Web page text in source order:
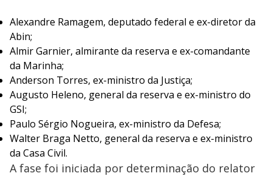
Alexandre Ramagem, deputado federal e ex-diretor da
Abin;
Almir Garnier, almirante da reserva e ex-comandante
da Marinha;
Anderson Torres, ex-ministro da Justiça;
Augusto Heleno, general da reserva e ex-ministro do
GSI;
Paulo Sérgio Nogueira, ex-ministro da Defesa;
Walter Braga Netto, general da reserva e ex-ministro
da Casa Civil.
A fase foi iniciada por determinação do relator